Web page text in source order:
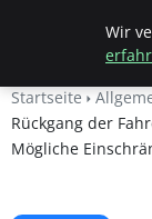
Beyond
Startseite
Rückgang der
Mögliche
Wir